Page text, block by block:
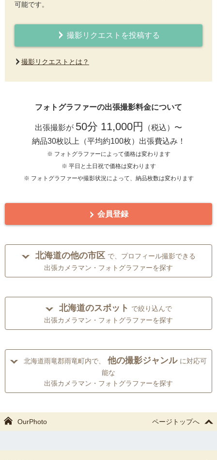
可能です。
撮影リクエストを投稿する
撮影リクエストとは？
フォトグラファーの出張撮影料金について
出張撮影が 50分 11,000円
（税込）〜
納品30枚以上（平均約100枚）出張費込み！
※ フォトグラファーによって価格は変わります
※ 平日と土日祝で価格は変わります
※ フォトグラファーや撮影状況によって、納品枚数は変わります
会員登録
北海道の他の市区 で、プロフィール撮影できる
出張カメラマン・フォトグラファーを探す
北海道のスポット で絞り込んで
出張カメラマン・フォトグラファーを探す
北海道雨竜郡雨竜町内で、 他の撮影ジャンル に対応可
能な
出張カメラマン・フォトグラファーを探す
OurPhoto ページトップへ